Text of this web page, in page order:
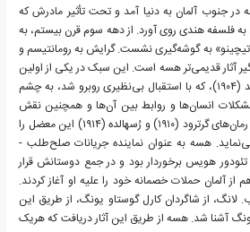
در جنوب آلمان به دنیا آمد و تحت تأثیر مادرش که
فلسفه هندی روی آورد. از دهه سوم قرن بیستم، به
به گوشه‌گیری نشست. گرایش به رومانتیسم و
آثار قدیمی‌تر هسه است. این سبک در یکی از اولین
رمان‌هایش به نام پیتر کامنسیند (۱۹۰۴)، که با استقبال بی‌نظیری روبرو شد، به چشم
انسان‌ها و روابط بین آن‌ها و همچنین نقش
هنرمند در جامعه، پرداخته و در رمان‌های گرترود (۱۹۱۰) و رُسهالده (۱۹۱۴) این معضل را
هسه به عنوان نماینده جریانات صلح‌طلب -
تئودور هویس برخوردار بود و در جمع دوستانش قرار
از آلمان حملات خصمانه خود را علیه او آغاز کردند.
از شاگردان کارل گوستاو یونگ، از طریق این
یونگ آشنا شد. هسه از طریق این آثار دریافت که هریک